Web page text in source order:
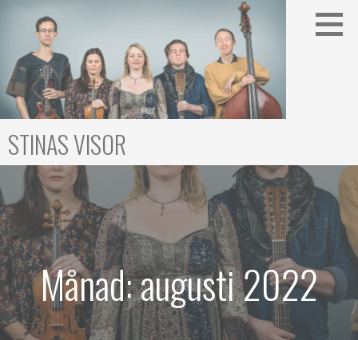
innehåll
STINAS VISOR
Månad: augusti 2022